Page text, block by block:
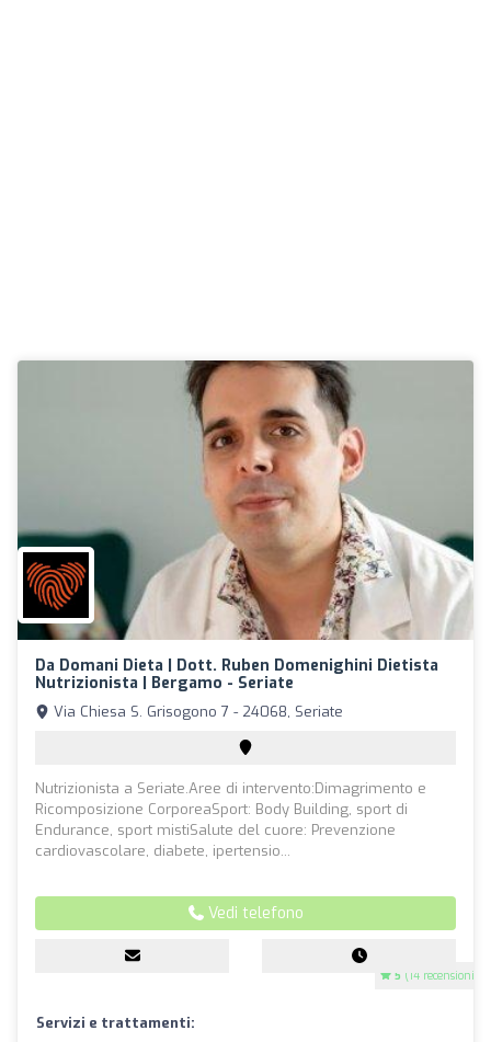
Da Domani Dieta | Dott. Ruben Domenighini Dietista
Nutrizionista | Bergamo - Seriate
5 (14 recensioni)
Via Chiesa S. Grisogono 7 - 24068, Seriate
Nutrizionista a Seriate.Aree di intervento:Dimagrimento e
Ricomposizione CorporeaSport: Body Building, sport di
Endurance, sport mistiSalute del cuore: Prevenzione
cardiovascolare, diabete, ipertensio...
Vedi telefono
Servizi e trattamenti: